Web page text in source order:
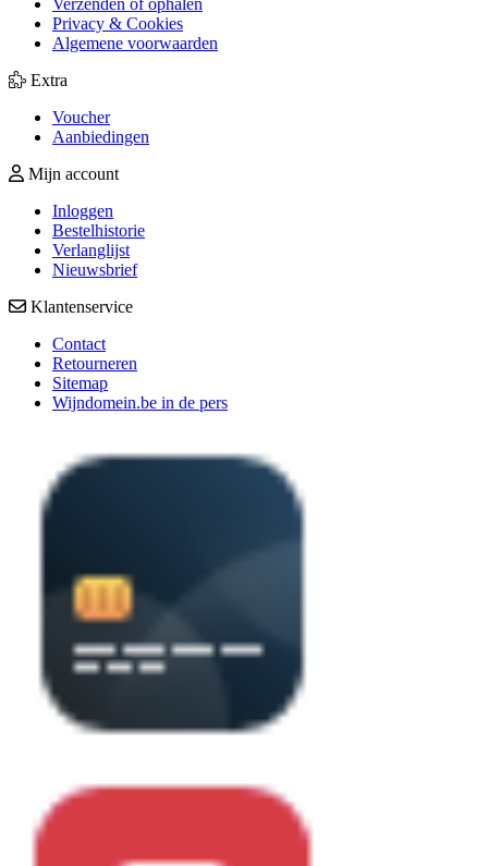
Privacy & Cookies
Algemene voorwaarden
Extra
Voucher
Aanbiedingen
Mijn account
Inloggen
Bestelhistorie
Verlanglijst
Nieuwsbrief
Klantenservice
Contact
Retourneren
Sitemap
Wijndomein.be in de pers